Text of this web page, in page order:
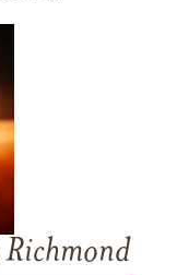
Richmond